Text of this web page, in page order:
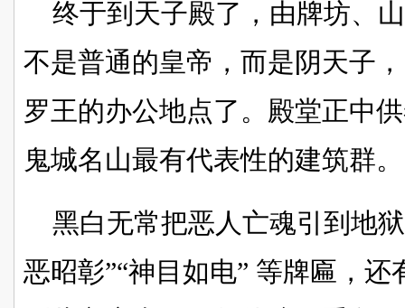
终于到天子殿了，由牌坊、
不是普通的皇帝，而是阴天子
罗王的办公地点了。殿堂正中
鬼城名山最有代表性的建筑群。
黑白无常把恶人亡魂引到地
恶昭彰”“神目如电” 等牌匾，